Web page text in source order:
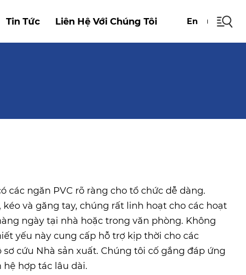
Tin Tức Liên Hệ Với Chúng Tôi En
các ngăn PVC rõ ràng cho tổ chức dễ dàng.
và găng tay, chúng rất linh hoạt cho các hoạt
ngày tại nhà hoặc trong văn phòng. Không
yếu này cung cấp hỗ trợ kịp thời cho các
sơ cứu Nhà sản xuất. Chúng tôi cố gắng đáp ứng
hợp tác lâu dài.